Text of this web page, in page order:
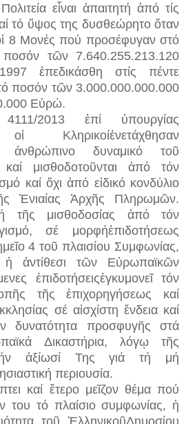
εἶναι ἀπαιτητή ἀπό τίς
τό ὕψος της δυσθεώρητο ὅταν
8 Μονές πού προσέφυγαν στό
τῶν 7.640.255.213.120
ἐπεδικάσθη στίς πέντε
ποσόν τῶν 3.000.000.000.000
Εὐρώ.
2013 ἐπί ὑπουργίας
Κληρικοίἐνετάχθησαν
ἀνθρώπινο δυναμικό τοῦ
καί μισθοδοτοῦνται ἀπό τόν
καί ὄχι ἀπό εἰδικό κονδύλιο
Ἑνιαίας Ἀρχῆς Πληρωμῶν.
τῆς μισθοδοσίας ἀπό τόν
σέ μορφήἐπιδοτήσεως
4 τοῦ πλαισίου Συμφωνίας,
ἀντίθεσι τῶν Εὐρωπαϊκῶν
ἐπιδοτήσειςἐγκυμονεῖ τόν
τῆς ἐπιχορηγήσεως καί
σέ αἰσχίστη ἔνδεια καί
δυνατότητα προσφυγῆς στά
Δικαστήρια, λόγῳ τῆς
ἀξίωσί Της γιά τή μή
περιουσία.
καί ἕτερο μεῖζον θέμα πού
του τό πλαίσιο συμφωνίας, ἡ
τοῦ ἙλληνικοῦΔημοσίου